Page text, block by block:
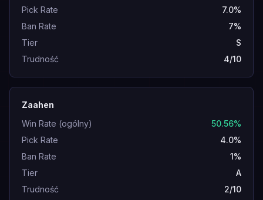
Pick Rate
7.0%
Ban Rate
7%
Tier
S
Trudność
4/10
Zaahen
Win Rate (ogólny)
50.56%
Pick Rate
4.0%
Ban Rate
1%
Tier
A
Trudność
2/10